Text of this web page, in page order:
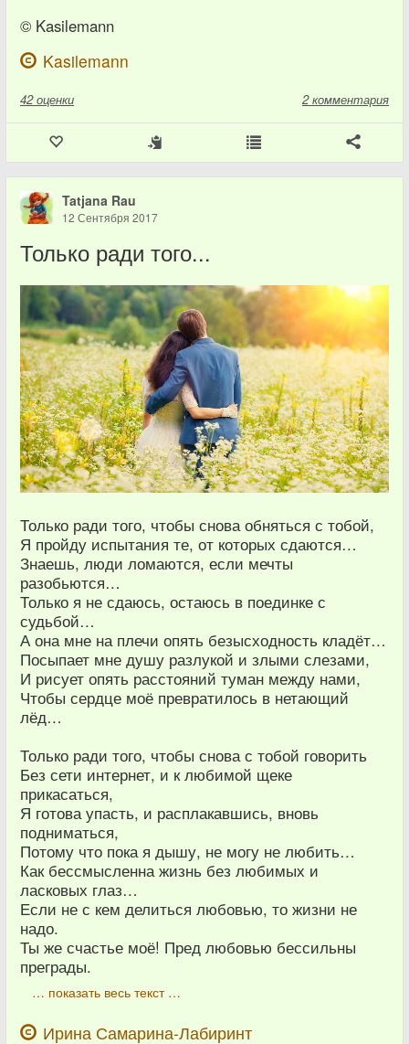
© Kasilemann
Kasilemann
42 оценки 2 комментария
Tatjana Rau
12 Сентября 2017
Только ради того...
Только ради того, чтобы снова обняться с тобой,
Я пройду испытания те, от которых сдаются…
Знаешь, люди ломаются, если мечты
разобьются…
Только я не сдаюсь, остаюсь в поединке с
судьбой…
А она мне на плечи опять безысходность кладёт…
Посыпает мне душу разлукой и злыми слезами,
И рисует опять расстояний туман между нами,
Чтобы сердце моё превратилось в нетающий
лёд…
Только ради того, чтобы снова с тобой говорить
Без сети интернет, и к любимой щеке
прикасаться,
Я готова упасть, и расплакавшись, вновь
подниматься,
Потому что пока я дышу, не могу не любить…
Как бессмысленна жизнь без любимых и
ласковых глаз…
Если не с кем делиться любовью, то жизни не
надо.
Ты же счастье моё! Пред любовью бессильны
преграды.
… показать весь текст …
Ирина Самарина-Лабиринт